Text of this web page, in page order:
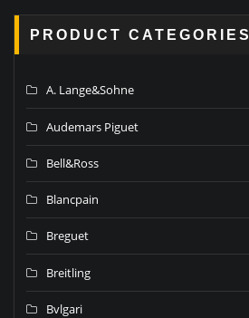
PRODUCT CATEGORIES
A. Lange&Sohne
Audemars Piguet
Bell&Ross
Blancpain
Breguet
Breitling
Bvlgari